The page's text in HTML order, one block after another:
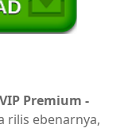
Premium -
rilis ebenarnya,